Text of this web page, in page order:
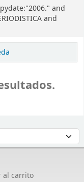
and
and
al carrito